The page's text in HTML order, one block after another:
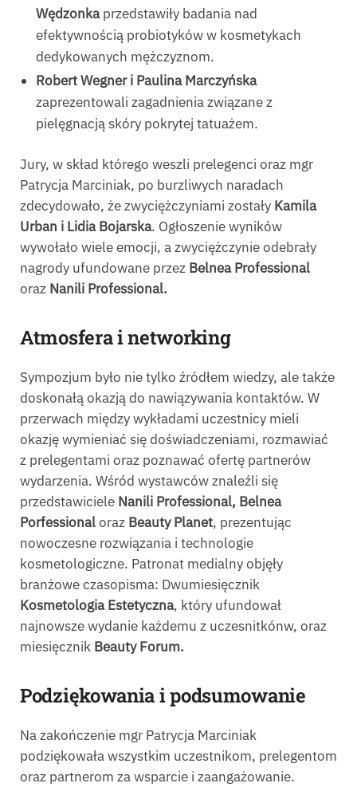
Wędzonkaprzedstawiły badania nad
efektywnością probiotyków w kosmetykach
dedykowanych mężczyznom.
Robert Wegner i Paulina Marczyńska
zaprezentowali zagadnienia związane z
pielęgnacją skóry pokrytej tatuażem.
Jury, w skład którego weszli prelegenci oraz mgr
Patrycja Marciniak, po burzliwych naradach
zdecydowało, że zwyciężczyniami zostały Kamila
Urban i Lidia Bojarska. Ogłoszenie wyników
wywołało wiele emocji, a zwyciężczynie odebrały
nagrody ufundowane przez Belnea Professional
oraz Nanili Professional.
Atmosfera i networking
Sympozjum było nie tylko źródłem wiedzy, ale także
doskonałą okazją do nawiązywania kontaktów. W
przerwach między wykładami uczestnicy mieli
okazję wymieniać się doświadczeniami, rozmawiać
z prelegentami oraz poznawać ofertę partnerów
wydarzenia. Wśród wystawców znaleźli się
przedstawiciele Nanili Professional, Belnea
Porfessionaloraz Beauty Planet, prezentując
nowoczesne rozwiązania i technologie
kosmetologiczne. Patronat medialny objęły
branżowe czasopisma: Dwumiesięcznik
Kosmetologia Estetyczna, który ufundował
najnowsze wydanie każdemu z uczesnitkónw, oraz
miesięcznik Beauty Forum.
Podziękowania i podsumowanie
Na zakończenie mgr Patrycja Marciniak
podziękowała wszystkim uczestnikom, prelegentom
oraz partnerom za wsparcie i zaangażowanie.